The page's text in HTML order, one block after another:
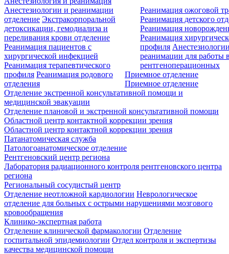
Анестезиологии и реанимации
отделение Экстракорпоральной
детоксикации, гемодиализа и
переливания крови отделение
Реанимация пациентов с
хирургической инфекцией
Реанимация терапевтического
профиля Реанимация родового
отделения
Реанимация ожоговой
Реанимация детского
Реанимация
Реанимация
профиля
реанимации для работы
рентгеноперационных
Приемное отделение
Приемное отделение
Отделение экстренной консультативной помощи и
медицинской эвакуации
Отделение плановой и экстренной консультативной помощи
Областной центр контактной коррекции зрения
Областной центр контактной коррекции зрения
Патанатомическая служба
Патологоанатомическое отделение
Рентгеновский центр региона
Лаборатория радиационного контроля рентгеновского центра
региона
Региональный сосудистый центр
Отделение неотложной кардиологии Неврологическое
отделение для больных с острыми нарушениями мозгового
кровообращения
Клинико-экспертная работа
Отделение клинической фармакологии Отделение
госпитальной эпидемиологии Отдел контроля и экспертизы
качества медицинской помощи